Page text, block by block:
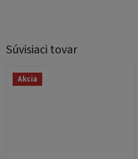
Súvisiaci tovar
Akcia